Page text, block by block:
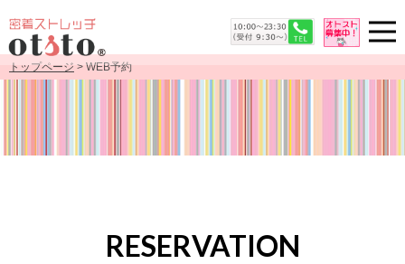
トップページ > WEB予約
RESERVATION